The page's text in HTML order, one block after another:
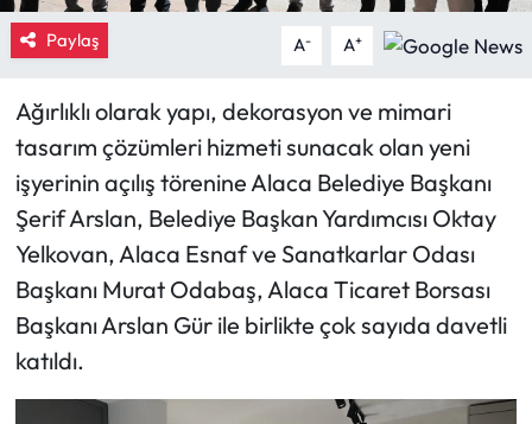
Paylaş A- A+
Ağırlıklı olarak yapı, dekorasyon ve mimari
tasarım çözümleri hizmeti sunacak olan yeni
işyerinin açılış törenine Alaca Belediye Başkanı
Şerif Arslan, Belediye Başkan Yardımcısı Oktay
Yelkovan, Alaca Esnaf ve Sanatkarlar Odası
Başkanı Murat Odabaş, Alaca Ticaret Borsası
Başkanı Arslan Gür ile birlikte çok sayıda davetli
katıldı.
İskilip Haberleri
Kimdir?
Kültür Sanat
Laçin Haberleri
Magazin
Mecitözü Haberleri